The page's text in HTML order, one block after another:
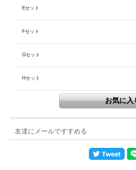
Eセット
Fセット
Gセット
Hセット
友達にメールですすめる